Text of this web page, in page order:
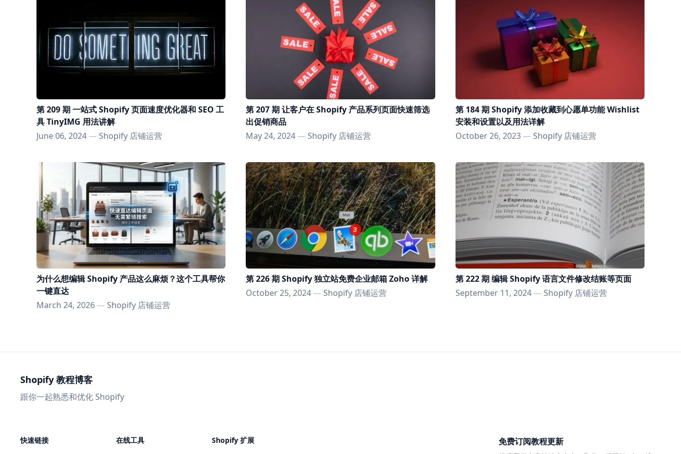
第 209 期 一站式 Shopify 页面速度优化器和 SEO 工
具 TinyIMG 用法讲解
June 06, 2024—Shopify 店铺运营
第 207 期 让客户在 Shopify 产品系列页面快速筛选
出促销商品
May 24, 2024—Shopify 店铺运营
第 184 期 Shopify 添加收藏到心愿单功能 Wishlist
安装和设置以及用法详解
October 26, 2023—Shopify 店铺运营
为什么想编辑 Shopify 产品这么麻烦？这个工具帮你
一键直达
March 24, 2026—Shopify 店铺运营
第 226 期 Shopify 独立站免费企业邮箱 Zoho 详解
October 25, 2024—Shopify 店铺运营
第 222 期 编辑 Shopify 语言文件修改结账等页面
September 11, 2024—Shopify 店铺运营
Shopify 教程博客
跟你一起熟悉和优化 Shopify
快速链接
在线工具
Shopify 扩展
免费订阅教程更新